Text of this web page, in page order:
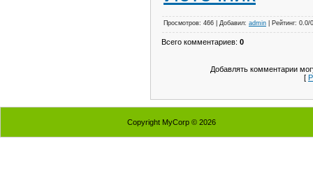
Просмотров: 466 | Добавил: admin | Рейтинг:
Всего комментариев: 0
Добавлять комментарии
[
Copyright MyCorp © 2026